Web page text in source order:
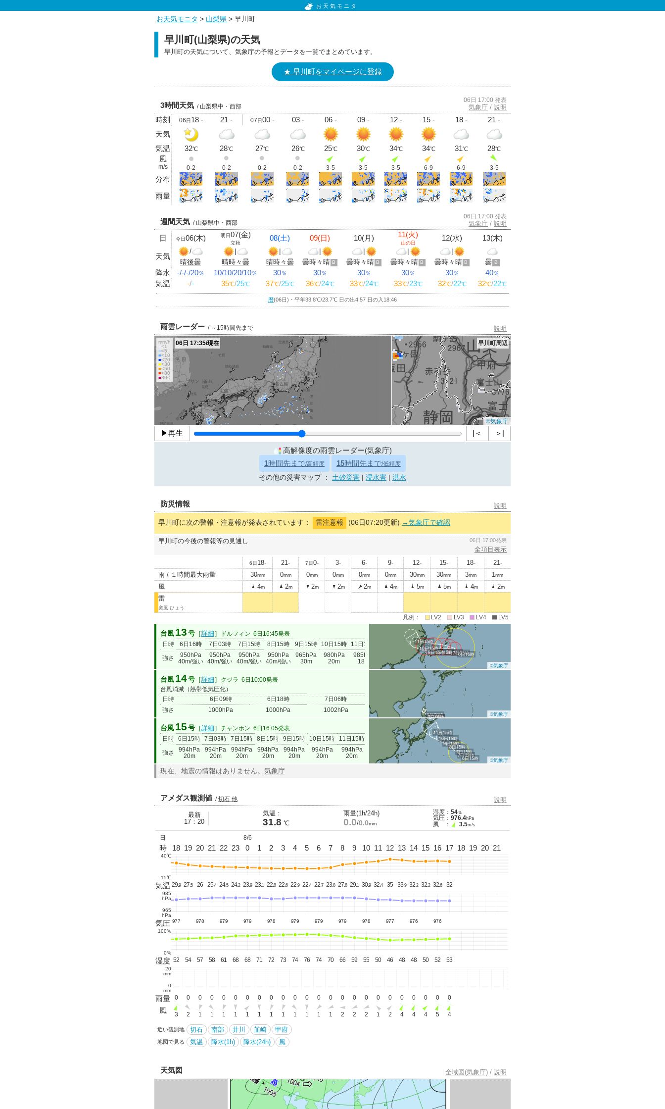
お天気モニタ
お天気モニタ > 山梨県 > 早川町
早川町(山梨県)の天気
早川町の天気について、気象庁の予報とデータを一覧でまとめています。
★ 早川町をマイページに登録
3時間天気 / 山梨県中・西部
06日 17:00 発表
気象庁 / 説明
時刻 06日 18 - 21 - 07日00 - 03 - 06 - 09 - 12 - 15 - 18 -
21 -
天気
気温
32℃ 28℃ 27℃ 26℃ 25℃ 30℃ 34℃ 34℃ 31℃ 28℃
風
m/s 0-2 0-2 0-2 0-2 3-5 3-5 3-5 6-9 6-9 3-5
分布
雨量
週間天気 / 山梨県中・西部
06日 17:00 発表
気象庁 / 説明
日 今日06(木) 明日07(金)
立秋
08(土) 09(日) 10(月) 11(火)
山の日
12(水) 13(木)
天気
/
晴後曇
|
晴時々曇
|
晴時々曇
|
曇時々晴 B
|
曇時々晴 B
|
曇時々晴 B
|
曇時々晴 B 曇 B
降水 -/-/-/20％ 10/10/20/10％ 30％ 30％ 30％ 30％ 30％ 40％
気温 -/- 35℃/25℃ 37℃/25℃ 36℃/24℃ 33℃/24℃ 33℃/23℃ 32℃/22℃ 32℃/22℃
暦(06日)・平年33.8℃/23.7℃ 日の出4:57 日の入18:46
雨雲レーダー / ～15時間先まで 説明
©気象庁
mm/h
■<1
■<5
■<10
■<20
■<30
■<50
■<80
■80<
06日 17:35/現在 早川町周辺
▶再生 |＜ ＞|
高解像度の雨雲レーダー(気象庁)
1時間先まで/高精度 15時間先まで/低精度
その他の災害マップ ： 土砂災害 浸水害 洪水
防災情報 説明
早川町に次の警報・注意報が発表されています： 雷注意報 (06日07:20更新) →気象庁で確認
早川町の今後の警報等の見通し 06日 17:00発表
全項目表示
6日 18- 21- 7日0- 3- 6- 9- 12- 15- 18-
21-
雨 / １時間最大雨量
30mm 0mm 0mm 0mm 0mm 0mm 30mm 30mm 3mm 1mm
風 4m 2m 2m 2m 2m 4m 5m 5m 4m 2m
雷
突風,ひょう
凡例： LV2 LV3 LV4 LV5
台風 13 号 ［詳細 ］ ドルフィン 6日16:45発表
日時
6日16時 7日03時 7日15時 8日15時 9日15時 10日15時
11日15時
強さ
950hPa
40m/強い
950hPa
40m/強い
950hPa
40m/強い
950hPa
40m/強い
965hPa
30m
980hPa
20m
985hPa
18m
6日16時
7日03時
7日15時
8日15時
9日15時
10日15時
11日15時
©気象庁
台風 14号 ［詳細 ］ クジラ 6日10:00発表
台風消滅（熱帯低気圧化）
日時
6日09時 6日18時
7日06時
強さ
1000hPa 1000hPa 1002hPa
6日09時
6日18時
7日06時 ©気象庁
台風 15 号 ［詳細 ］ チャンホン 6日16:05発表
日時 6日15時 7日03時 7日15時 8日15時 9日15時 10日15時
11日15時
強さ
994hPa
20m
994hPa
20m
994hPa
20m
994hPa
20m
994hPa
20m
994hPa
20m
994hPa
20m
6日15時
7日03時
7日15時
8日15時
9日15時
10日15時
11日15時
©気象庁
現在、地震の情報はありません。 気象庁
アメダス観測値 /切石 他 説明
最新
17：20
気温：
31.8 ℃
雨量(1h/24h)
0.0/0.0mm
湿度：54％
気圧：976.4hPa
風 ： 3.5m/s
日
時
17 18 19 20 21 22 23
8/6
0 1 2 3 4 5 6 7 8 9 10 11 12 13 14 15 16 17 18 19 20 21
40℃
15℃
気温
2 31 29. 9 27. 5 26 25. 4 24.5 24.2 23. 9 23. 1 22. 8 22. 6 22. 9 22. 4 22. 7 23. 8 27. 8 29. 1 30.9 32. 4 35 33. 9 32. 2 32. 2 32. 6 32
985
hPa
965
hPa
気圧
976 977 978 979 979 978 979 979 979 978 977 976
976
100%
0%
湿度
50 52 54 57 58 61 68 68 71 72 73 74 76 74 70 66 59 55 50 46 48 48 50 52 53
20
mm
0
mm
雨量
0 0 0 0 0 0 0 0 0 0 0 0 0 0 0 0 0 0 0 0 0 0 0 0 0
風
5 3 2 1 1 1 1 1 1 1 1 1 1 1 1 2 2 2 1 2 4 4 4 5 4
近い観測地 切石 南部 井川 韮崎 甲府
地図で見る 気温 降水(1h) 降水(24h) 風
天気図 全域図(気象庁) / 説明